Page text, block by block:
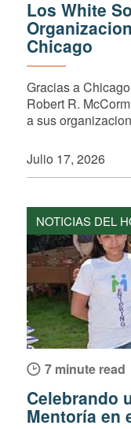
Los White
Chicago
Gracias a
Robert R.
a sus
Julio 17, 2026
NOTICIAS DEL
7 minute read
Celebrando
Mentoría en